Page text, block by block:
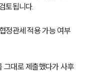
토됩니다.
정관세 적용 가능 여부
그대로 제출했다가 사후